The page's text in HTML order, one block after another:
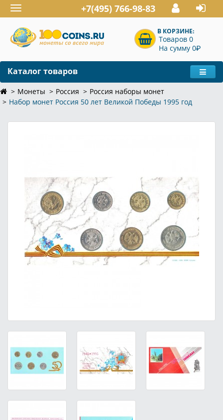
Toggle
navigation
+7(495) 766-98-83
В КОРЗИНЕ:
Товаров 0
На сумму 0P
Каталог товаров
Монеты Россия
Россия наборы монет
Набор монет Россия 50 лет Великой Победы 1995 год